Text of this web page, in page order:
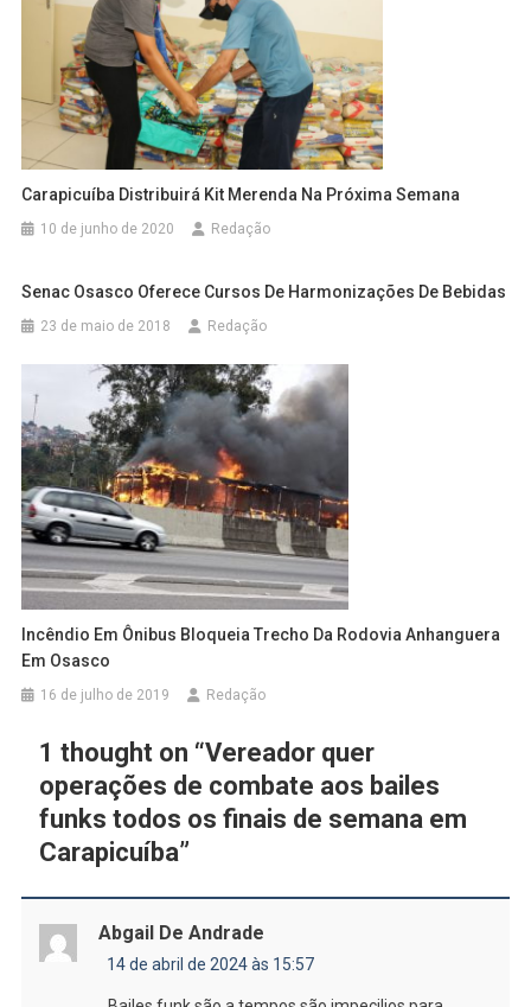
Carapicuíba Distribuirá Kit Merenda Na Próxima Semana
10 de junho de 2020 Redação
Senac Osasco Oferece Cursos De Harmonizações De Bebidas
23 de maio de 2018 Redação
Incêndio Em Ônibus Bloqueia Trecho Da Rodovia Anhanguera
Em Osasco
16 de julho de 2019 Redação
1 thought on “Vereador quer
operações de combate aos bailes
funks todos os finais de semana em
Carapicuíba”
Abgail De Andrade
14 de abril de 2024 às 15:57